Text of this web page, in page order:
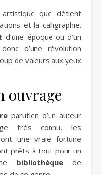
que détient
et la calligraphie.
d’une époque ou d’un
d’une révolution
de valeurs aux yeux
ouvrage
parution d’un auteur
très connu, les
une vraie fortune
prêts à tout pour un
bibliothèque de